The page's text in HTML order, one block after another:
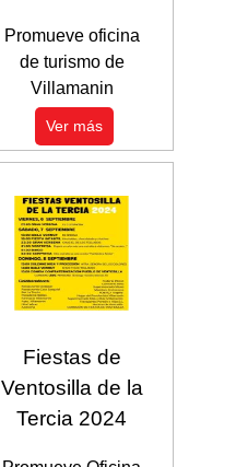
Promueve oficina
de turismo de
Villamanin
Ver más
Fiestas de
Ventosilla de la
Tercia 2024